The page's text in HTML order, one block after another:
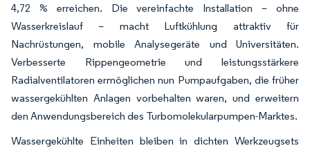
4,72 % erreichen. Die vereinfachte Installation – ohne
Wasserkreislauf – macht Luftkühlung attraktiv für
Nachrüstungen, mobile Analysegeräte und Universitäten.
Verbesserte Rippengeometrie und leistungsstärkere
Radialventilatoren ermöglichen nun Pumpaufgaben, die früher
wassergekühlten Anlagen vorbehalten waren, und erweitern
den Anwendungsbereich des Turbomolekularpumpen-Marktes.
Wassergekühlte Einheiten bleiben in dichten Werkzeugsets